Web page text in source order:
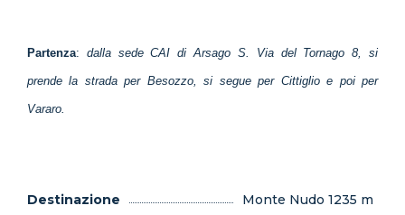
Partenza: dalla sede CAI di Arsago S. Via del Tornago 8, si
prende la strada per Besozzo, si segue per Cittiglio e poi per
Vararo.
Destinazione
Monte Nudo 1235 m